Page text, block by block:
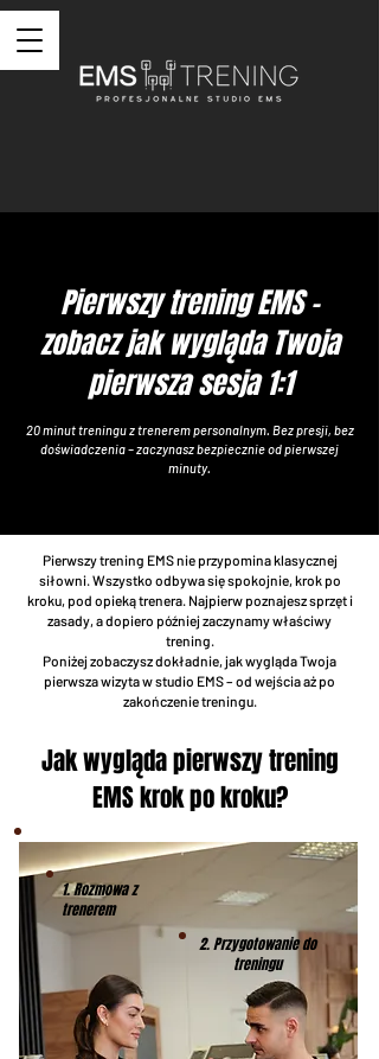
Pierwszy trening EMS –
zobacz jak wygląda Twoja
pierwsza sesja 1:1
20 minut treningu z trenerem personalnym. Bez presji, bez
doświadczenia – zaczynasz bezpiecznie od pierwszej
minuty.
Pierwszy trening EMS nie przypomina klasycznej
siłowni. Wszystko odbywa się spokojnie, krok po
kroku, pod opieką trenera. Najpierw poznajesz sprzęt i
zasady, a dopiero później zaczynamy właściwy
trening.
Poniżej zobaczysz dokładnie, jak wygląda Twoja
pierwsza wizyta w studio EMS – od wejścia aż po
zakończenie treningu.
Jak wygląda pierwszy trening
EMS krok po kroku?
1. Rozmowa z
trenerem
2. Przygotowanie do
treningu